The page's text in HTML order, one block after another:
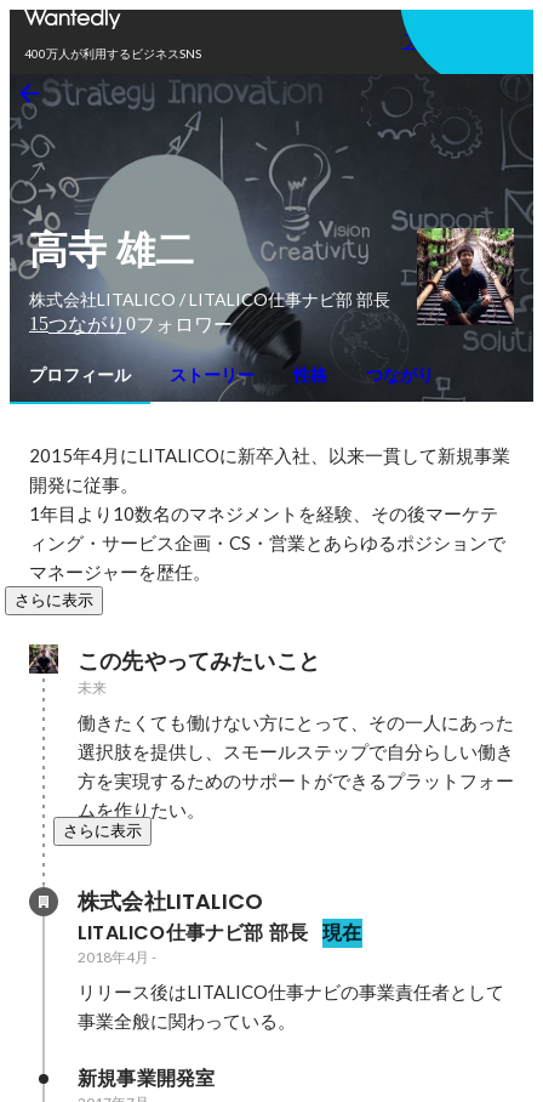
400万人が利用するビジネスSNS
アプリを使う
高寺 雄二
株式会社LITALICO / LITALICO仕事ナビ部 部長
15つながり 0フォロワー
プロフィール ストーリー 性格 つながり
2015年4月にLITALICOに新卒入社、以来一貫して新規事業
開発に従事。
1年目より10数名のマネジメントを経験、その後マーケテ
ィング・サービス企画・CS・営業とあらゆるポジションで
マネージャーを歴任。
さらに表示
この先やってみたいこと
未来
働きたくても働けない方にとって、その一人にあった
選択肢を提供し、スモールステップで自分らしい働き
方を実現するためのサポートができるプラットフォー
ムを作りたい。
さらに表示
株式会社LITALICO
LITALICO仕事ナビ部 部長 現在
2018年4月 -
リリース後はLITALICO仕事ナビの事業責任者として
事業全般に関わっている。
新規事業開発室